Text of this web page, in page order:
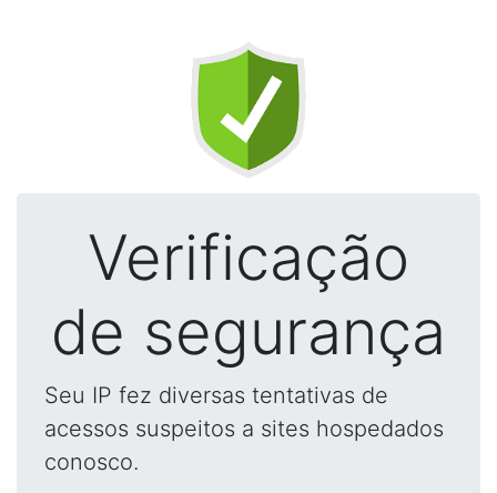
Verificação
de segurança
Seu IP fez diversas tentativas de
acessos suspeitos a sites hospedados
conosco.